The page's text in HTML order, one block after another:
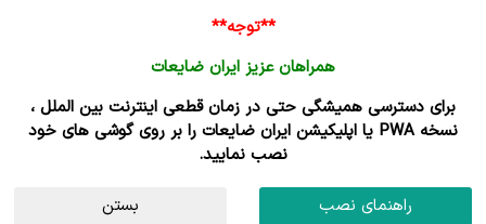
قیمت روز خریداران فروشندگان
نتایج جستجوی قیمت
اردبیل
**توجه**
همراهان عزیز ایران ضایعات
برای دسترسی همیشگی حتی در زمان قطعی اینترنت بین الملل ،
نسخه PWA یا اپلیکیشن ایران ضایعات را بر روی گوشی های خود
نصب نمایید.
راهنمای نصب بستن